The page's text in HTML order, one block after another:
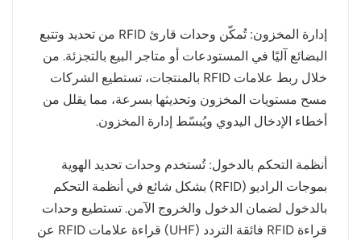
แบบไทย
Tiếng Việt
Indonesia
norsk
magyar
إدارة المخزون: تُمكّن وحدات قارئ RFID من تحديد وتتبع
البضائع آليًا في المستودعات أو متاجر البيع بالتجزئة. من
خلال ربط علامات RFID بالمنتجات، تستطيع الشركات
مسح مستويات المخزون وتحديثها بسرعة، مما يقلل من
أخطاء الإدخال اليدوي ويُبسّط إدارة المخزون.
أنظمة التحكم بالدخول: تُستخدم وحدات تحديد الهوية
بموجات الراديو (RFID) بشكل شائع في أنظمة التحكم
بالدخول لضمان الدخول والخروج الآمن. تستطيع وحدات
قراءة RFID فائقة التردد (UHF) قراءة علامات RFID عن